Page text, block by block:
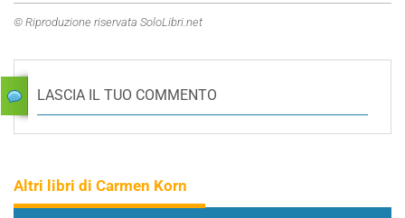
© Riproduzione riservata SoloLibri.net
LASCIA IL TUO COMMENTO
Altri libri di Carmen Korn